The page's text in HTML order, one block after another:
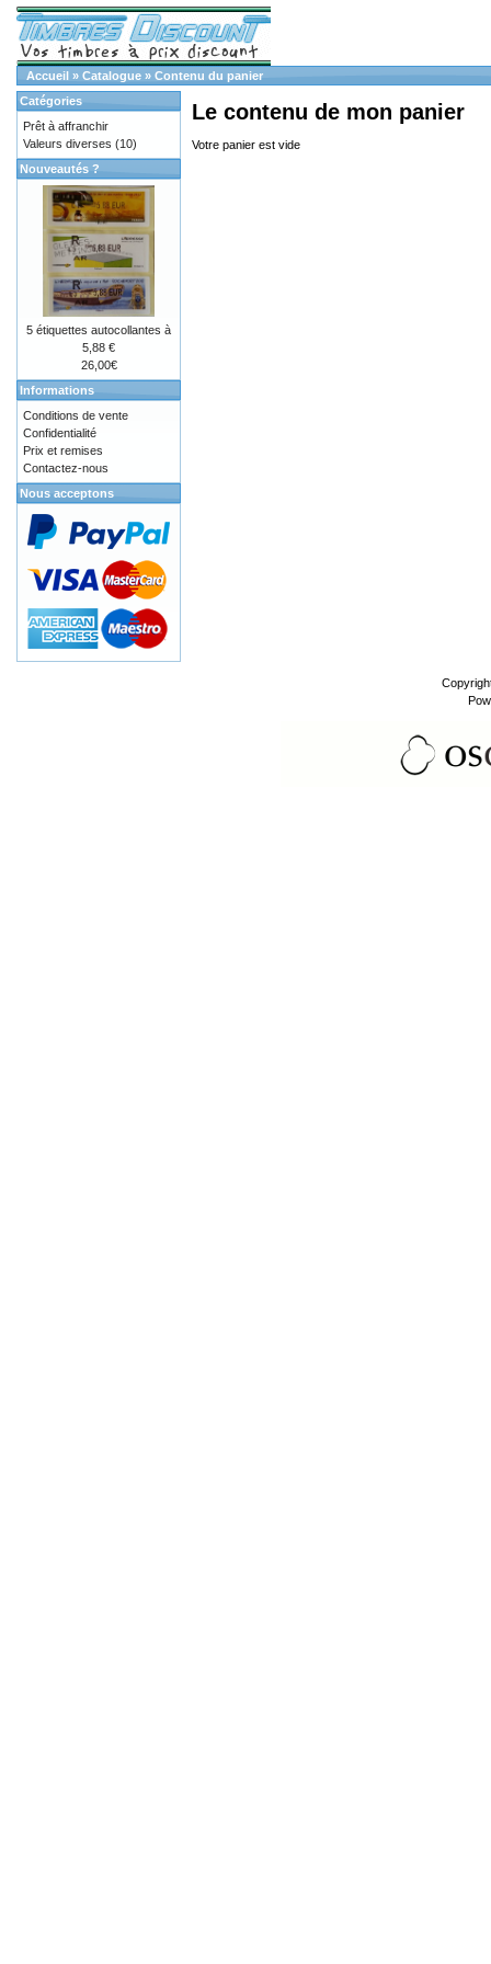
Accueil » Catalogue » Contenu du panier
Le contenu de mon panier
Votre panier est vide
Catégories
Prêt à affranchir
Valeurs diverses (10)
Nouveautés ?
5 étiquettes autocollantes à
5,88 €
26,00€
Informations
Conditions de vente
Confidentialité
Prix et remises
Contactez-nous
Nous acceptons